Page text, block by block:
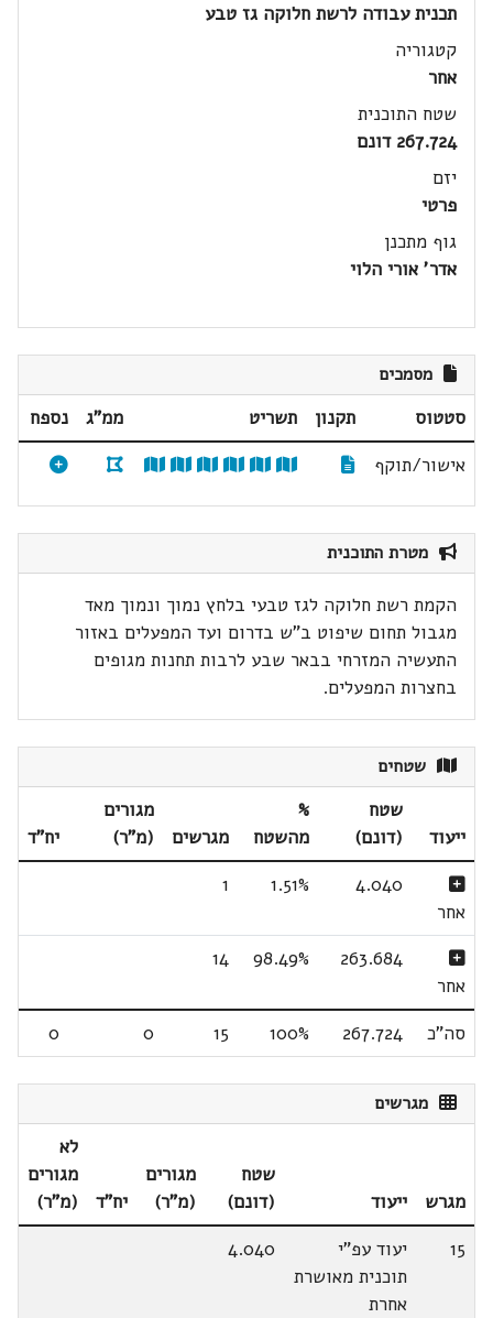
תכנית עבודה לרשת חלוקה גז טבע
קטגוריה
אחר
שטח התוכנית
267.724 דונם
יזם
פרטי
גוף מתכנן
אדר' אורי הלוי
מסמכים
סטטוס תקנון תשריט ממ"ג
נספח
אישור/תוקף
מטרת התוכנית
הקמת רשת חלוקה לגז טבעי בלחץ נמוך ונמוך מאד
מגבול תחום שיפוט ב"ש בדרום ועד המפעלים באזור
התעשיה המזרחי בבאר שבע לרבות תחנות מגופים
בחצרות המפעלים.
שטחים
ייעוד
שטח
(דונם)
%
מהשטח
מגרשים
מגורים
(מ"ר)
יח"ד
אחר
4.040
1.51%
1
אחר
263.684
98.49%
14
סה"כ 267.724
100%
15
0
0
מגרשים
מגרש ייעוד
שטח
(דונם)
מגורים
(מ"ר)
יח"ד
לא
מגורים
(מ"ר)
15
יעוד עפ"י
תוכנית מאושרת
אחרת
4.040